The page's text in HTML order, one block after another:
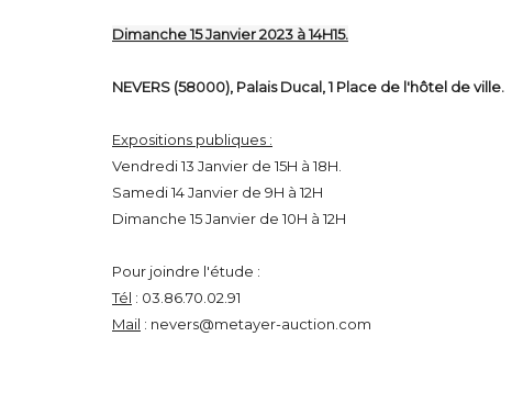
Dimanche 15 Janvier 2023 à 14H15.
NEVERS (58000), Palais Ducal, 1 Place de l'hôtel de ville.
Expositions publiques :
Vendredi 13 Janvier de 15H à 18H.
Samedi 14 Janvier de 9H à 12H
Dimanche 15 Janvier de 10H à 12H
Pour joindre l'étude :
Tél : 03.86.70.02.91
Mail : nevers@metayer-auction.com